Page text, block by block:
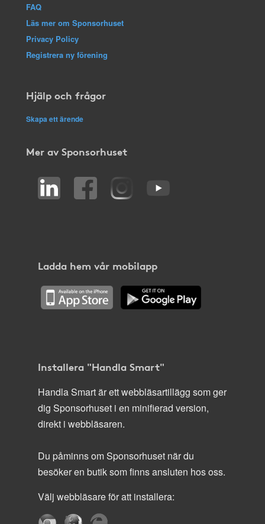
FAQ
Läs mer om Sponsorhuset
Privacy Policy
Registrera ny förening
Hjälp och frågor
Skapa ett ärende
Mer av Sponsorhuset
Ladda hem vår mobilapp
Installera "Handla Smart"
Handla Smart är ett webbläsartillägg som ger
dig Sponsorhuset i en minifierad version,
direkt i webbläsaren.
Du påminns om Sponsorhuset när du
besöker en butik som finns ansluten hos oss.
Välj webbläsare för att installera: